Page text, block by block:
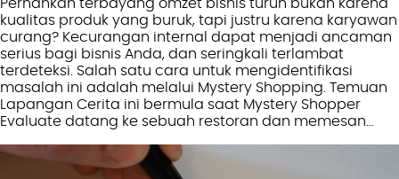
Pernahkah terbayang omzet bisnis turun bukan karena
kualitas produk yang buruk, tapi justru karena karyawan
curang? Kecurangan internal dapat menjadi ancaman
serius bagi bisnis Anda, dan seringkali terlambat
terdeteksi. Salah satu cara untuk mengidentifikasi
masalah ini adalah melalui Mystery Shopping. Temuan
Lapangan Cerita ini bermula saat Mystery Shopper
Evaluate datang ke sebuah restoran dan memesan…